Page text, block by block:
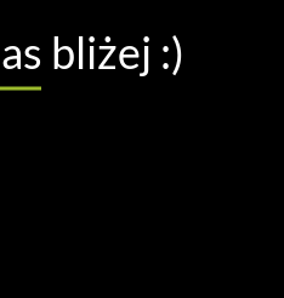
bliżej :)